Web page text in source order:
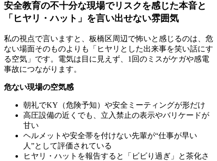
安全教育の不十分な現場でリスクを感じた本音と
「ヒヤリ・ハット」を言い出せない雰囲気
私の視点で言いますと、板橋区周辺で怖いと感じるのは、危
ない場面そのものよりも「ヒヤリとした出来事を笑い話にす
る空気」です。電気は目に見えず、1回のミスがケガや感電
事故につながります。
危ない現場の空気感
朝礼でKY（危険予知）や安全ミーティングが形だけ
高圧設備の近くでも、立入禁止の表示やバリケードが
甘い
ヘルメットや安全帯を付けない先輩が“仕事が早い
人”として評価されている
ヒヤリ・ハットを報告すると「ビビり過ぎ」と茶化さ